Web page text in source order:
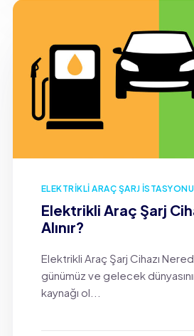
ELEKTRIKLI ARAÇ ŞARJ İSTASYONU
Elektrikli Araç Şarj
Alınır?
Elektrikli Araç Şarj Cihazı
günümüz ve gelecek
kaynağı ol...